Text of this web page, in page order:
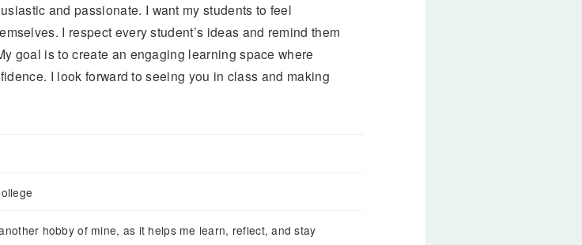
and passionate. I want my students to feel
I respect every student’s ideas and remind them
goal is to create an engaging learning space where
I look forward to seeing you in class and making
hobby of mine, as it helps me learn, reflect, and stay